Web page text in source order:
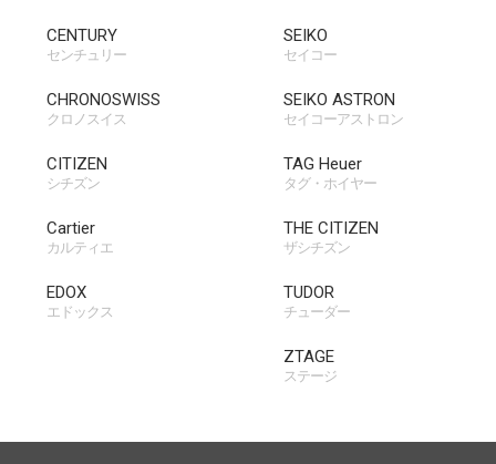
CENTURY
センチュリー
CHRONOSWISS
クロノスイス
CITIZEN
シチズン
Cartier
カルティエ
EDOX
エドックス
SEIKO
セイコー
SEIKO ASTRON
セイコーアストロン
TAG Heuer
タグ・ホイヤー
THE CITIZEN
ザシチズン
TUDOR
チューダー
ZTAGE
ステージ